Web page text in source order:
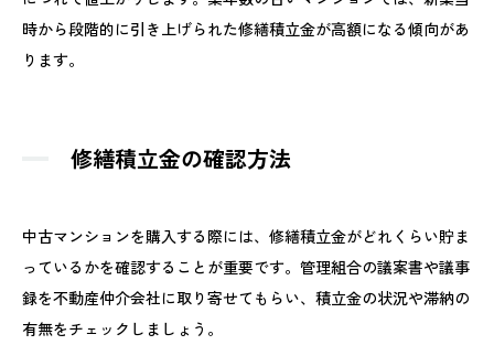
時から段階的に引き上げられた修繕積立金が高額になる傾向があ
ります。
修繕積立金の確認方法
中古マンションを購入する際には、修繕積立金がどれくらい貯ま
っているかを確認することが重要です。管理組合の議案書や議事
録を不動産仲介会社に取り寄せてもらい、積立金の状況や滞納の
有無をチェックしましょう。